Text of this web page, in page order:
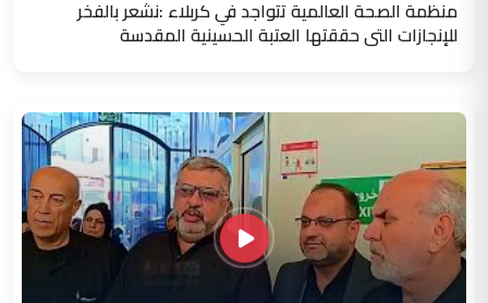
منظمة الصحة العالمية تتواجد في كربلاء :نشعر بالفخر
للإنجازات التي حققتها العتبة الحسينية المقدسة